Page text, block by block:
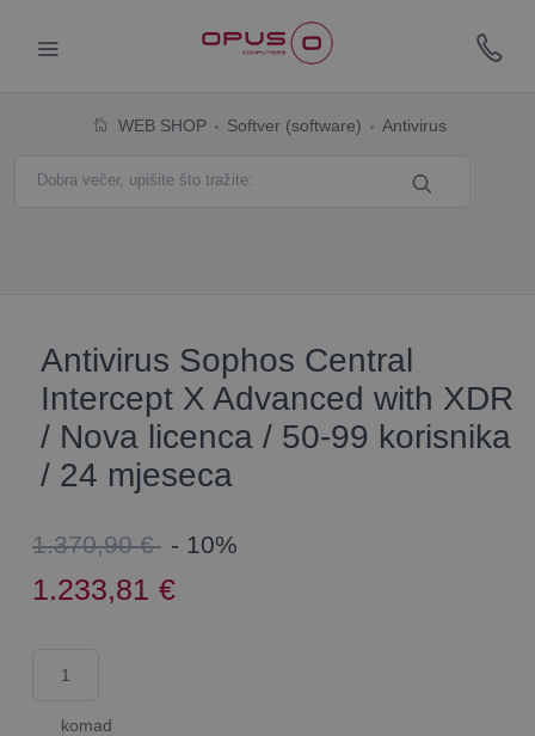
WEB SHOP Softver (software) Antivirus
Antivirus Sophos Central
Intercept X Advanced with XDR
/ Nova licenca / 50-99 korisnika
/ 24 mjeseca
1.370,90 € - 10%
1.233,81 €
komad